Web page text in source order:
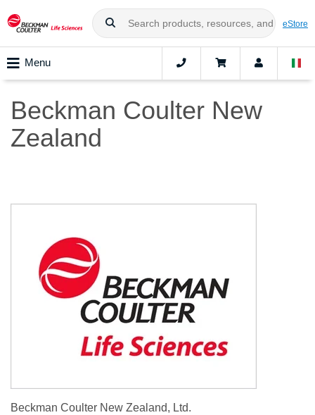
eStore
Menu
Beckman Coulter New
Zealand
Beckman Coulter New Zealand, Ltd.